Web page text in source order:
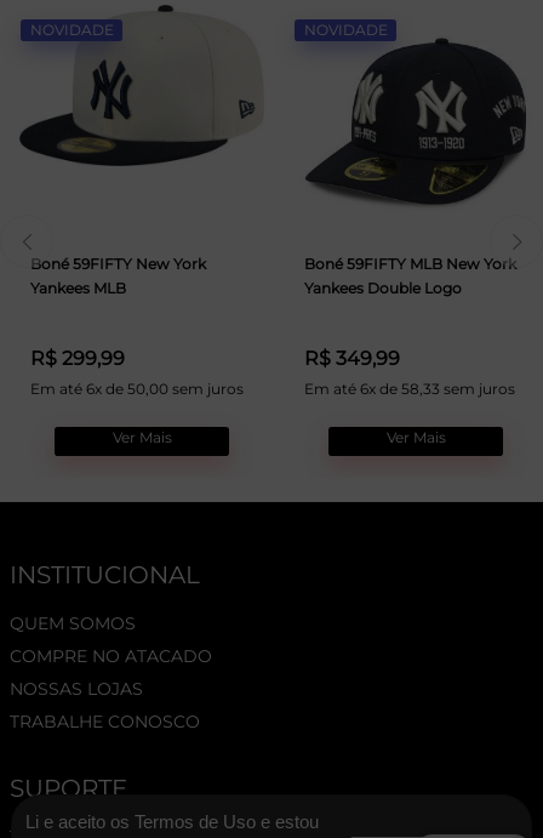
NOVIDADE
Boné 59FIFTY New York
Yankees MLB
R$ 299,99
Em até 6x de 50,00 sem juros
Ver Mais
NOVIDADE
Boné 59FIFTY MLB New York
Yankees Double Logo
R$ 349,99
Em até 6x de 58,33 sem juros
Ver Mais
INSTITUCIONAL
QUEM SOMOS
COMPRE NO ATACADO
NOSSAS LOJAS
TRABALHE CONOSCO
SUPORTE
Li e aceito os Termos de Uso e estou